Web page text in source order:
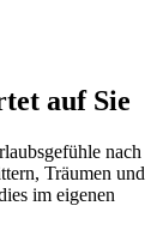
auf Sie
nach
Träumen und
im eigenen